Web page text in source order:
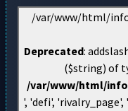
/var/www/html/
Deprecated: addslashes(): Passing null to parameter #1
($string) of
/var/www/html/
', 'defi', 'rivalry_page',